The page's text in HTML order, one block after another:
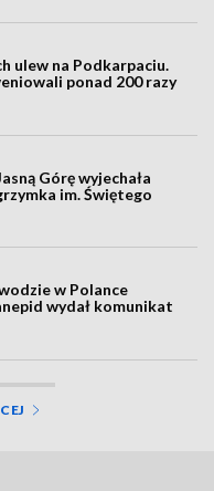
ulew na Podkarpaciu.
ponad 200 razy
Górę wyjechała
im. Świętego
w Polance
wydał komunikat